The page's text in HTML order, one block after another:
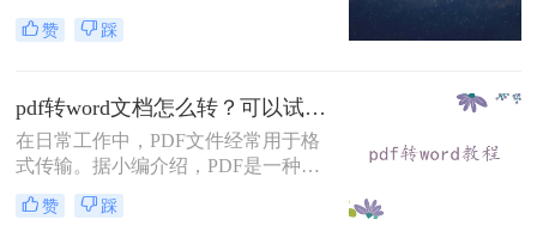
公需求，成为了许多职场人士的必备
技能。
行编辑、修改或进一步处理。PDF格
式虽然稳定且兼容性好，但在编辑方
功能。那么PDF如何转word呢？本文
将介绍三种实用的PDF转Word方法，
帮助你轻松实现文档格式的转换。
赞 踩
pdf转word文档怎么转？可以试试这四个方法！
在日常工作中，PDF文件经常用于格
式传输。据小编介绍，PDF是一种与
应用程序、操作系统和硬件无关的便
携式文档格式。PDF文件可以保证准
赞 踩